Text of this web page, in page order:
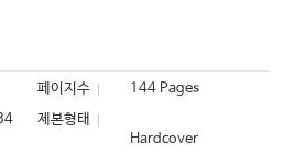
페이지수
144 Pages
제본형태
Hardcover